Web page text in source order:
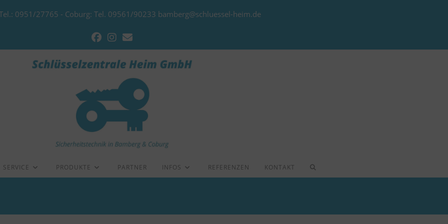
0951/27765 - Coburg: Tel. 09561/90233 bamberg@schluessel-heim.de
SERVICE PRODUKTE PARTNER INFOS REFERENZEN KONTAKT WEBSITE-